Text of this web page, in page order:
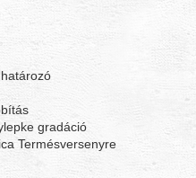
gradáció
Termésversenyre